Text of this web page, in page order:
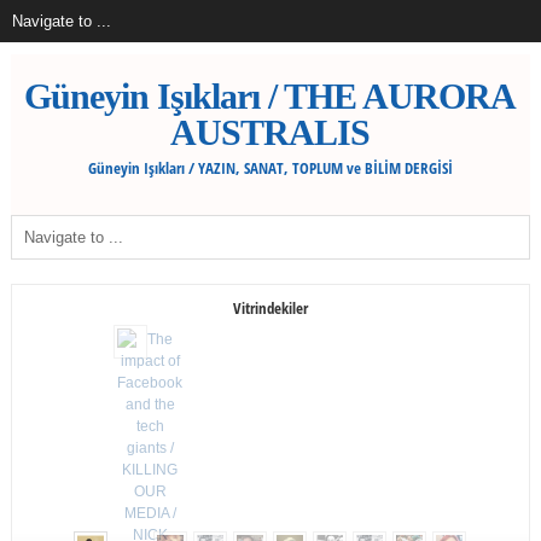
Güneyin Işıkları / THE AURORA
AUSTRALIS
Güneyin Işıkları / YAZIN, SANAT, TOPLUM ve BİLİM DERGİSİ
Vitrindekiler